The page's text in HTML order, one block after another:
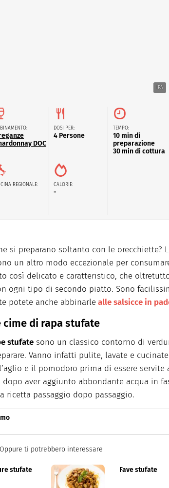
IPA
DOC
REGIONALE:
DOSI PER:
4 Persone
CALORIE:
-
TEMPO:
10 min di
preparazione
30 min di cottura
si preparano soltanto con le orecchiette?
un altro modo eccezionale per
così delicato e caratteristico, che
ogni tipo di secondo piatto. Sono
potete anche abbinarle alle salsicce in
cime di rapa stufate
stufate sono un classico contorno di
Vanno infatti pulite, lavate e
e il pomodoro prima di essere servite
aver aggiunto abbondante acqua in
ricetta passaggio dopo passaggio.
di cucina di Italiaonline nel quale trovi idee
passo.
Oppure ti potrebbero interessare
stufate Fave stufate